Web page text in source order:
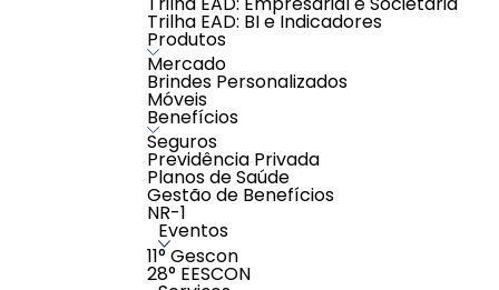
Trilha EAD: BI e Indicadores
Produtos
Mercado
Brindes Personalizados
Móveis
Benefícios
Seguros
Previdência Privada
Planos de Saúde
Gestão de Benefícios
NR-1
Eventos
11° Gescon
28° EESCON
Próximas turmas:
Acesso imediato
CURSO ONLINE GRAVADO
Conteúdo Programático:
MATERIAIS DO CURSO SIMPLES NACIONAL
ESPECIALISTA NO SIMPLES NACIONAL (AULAS
ESPECIALISTA NO SIMPLES NACIONAL (AULAS
GRUPO DOS ALUNOS NO WHATSAPP
MATERIAIS- TURMA 2- SIMPLES NACIONAL
ESPECIALISTA NO SIMPLES NACIONAL TURMA
ESPECIALISTA NO SIMPLES NACIONAL TURMA
ESPECIALISTA NO SIMPLES NACIONAL
AULÃO 15/12/2021- PERGUNTAS E RESPOSTAS